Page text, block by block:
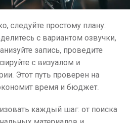
следуйте простому плану:
с вариантом озвучки,
запись, проведите
с визуалом и
Этот путь проверен на
время и бюджет.
каждый шаг: от поиска